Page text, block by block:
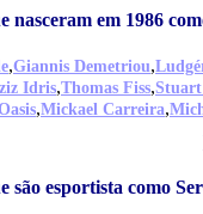
nasceram em 1986
,Giannis Demetriou,
Idris,Thomas Fiss,
,Mickael Carreira,
são esportista como